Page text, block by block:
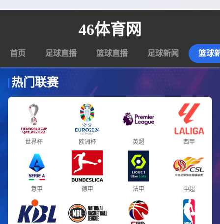
46体育网
首页 足球直播 篮球直播 足球新闻 篮球
热门联赛
世界杯 欧洲杯 英超 西甲
意甲 德甲 法甲 中超